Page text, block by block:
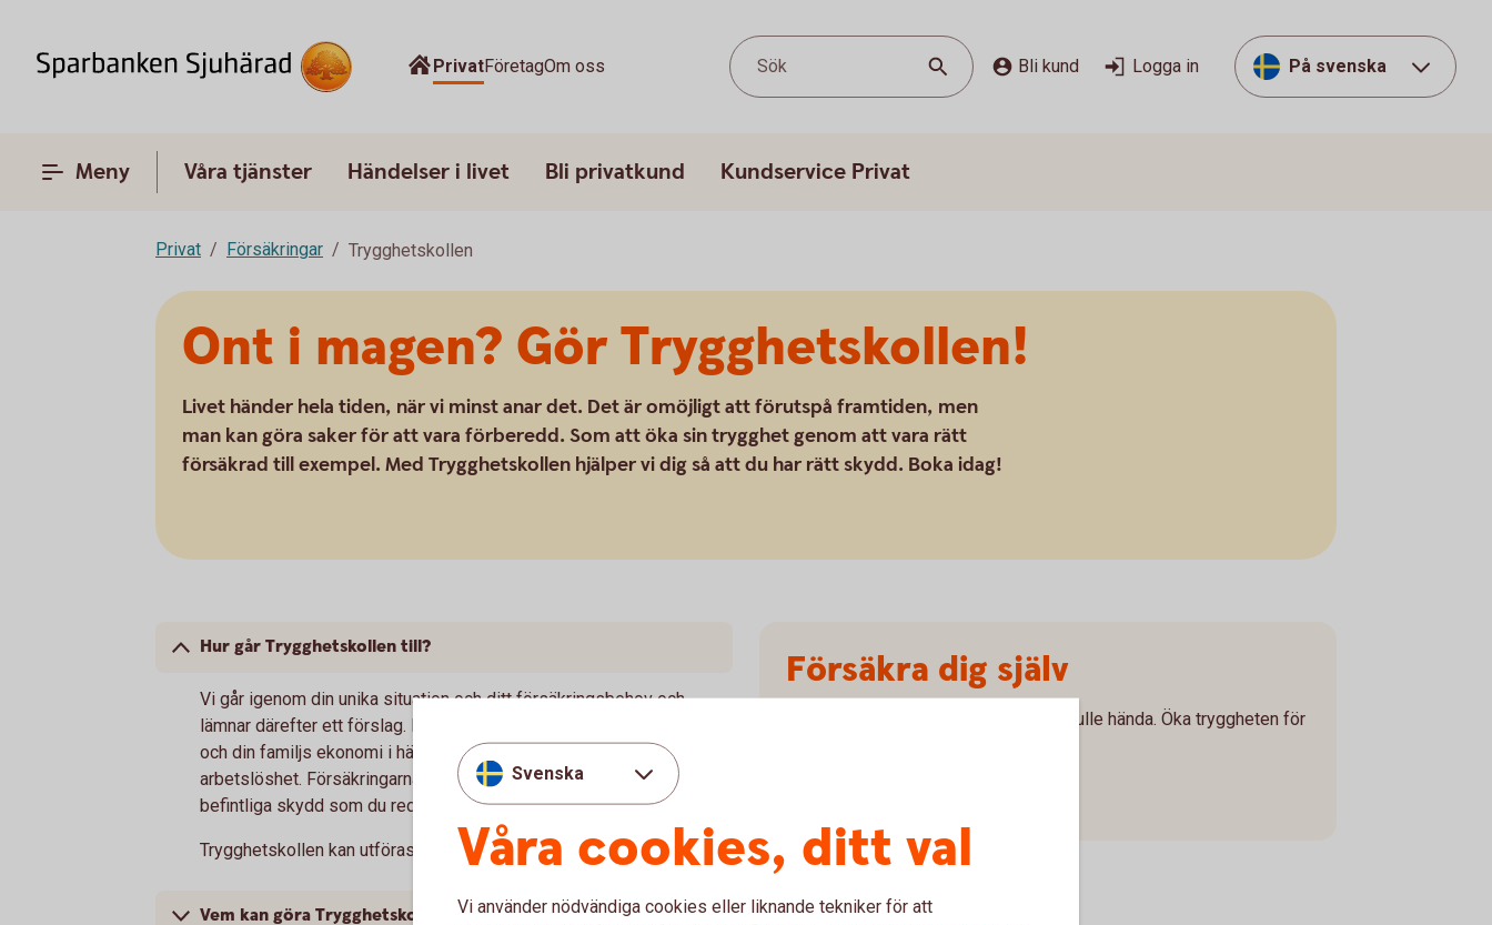
PrivatFöretagOm oss Sök Bli kund Logga in På svenska
Meny Våra tjänster Händelser i livet Bli privatkund Kundservice Privat
Privat Försäkringar Trygghetskollen
Ont i magen? Gör Trygghetskollen!
Livet händer hela tiden, när vi minst anar det. Det är omöjligt att förutspå framtiden, men
man kan göra saker för att vara förberedd. Som att öka sin trygghet genom att vara rätt
försäkrad till exempel. Med Trygghetskollen hjälper vi dig så att du har rätt skydd. Boka idag!
Hur går Trygghetskollen till?
Vi går igenom din unika situation och ditt försäkringsbehov och
lämnar därefter ett förslag. Förslaget är baserat på att skydda dig
och din familjs ekonomi i händelse av dödsfall, sjukdom eller
arbetslöshet. Försäkringarna via Trygghetskollen kompletterar det
befintliga skydd som du redan har från staten och via kollektivavtal.
Trygghetskollen kan utföras via telefon.
Vem kan göra Trygghetskollen?
Försäkra dig själv
Var förberedd om något oförutsett skulle hända. Öka tryggheten för
Svenska
Våra cookies, ditt val
Vi använder nödvändiga cookies eller liknande tekniker för att